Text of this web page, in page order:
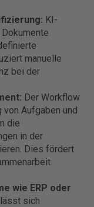
KI-
manuelle
bei der
Der Workflow
Aufgaben und
die
in der
Dies fördert
wie ERP oder
sich